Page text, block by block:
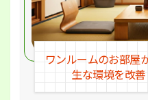
ワンルームのお部屋
生な環境を改